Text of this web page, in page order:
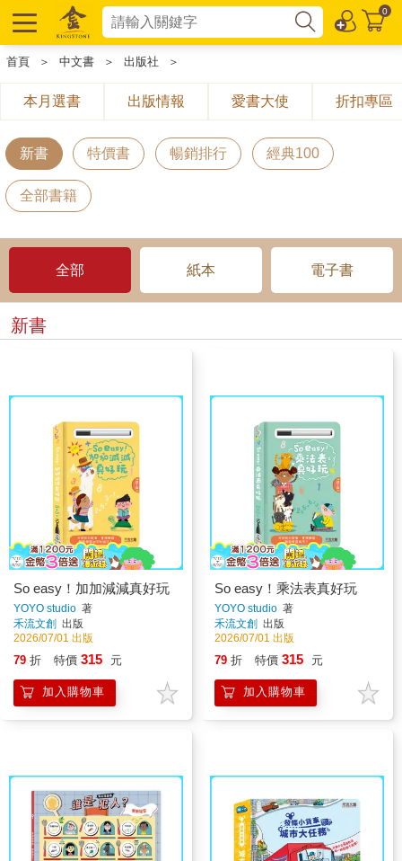
0
首頁 ＞ 中文書 ＞ 出版社 ＞
本月選書 出版情報 愛書大使 折扣專區
新書 特價書 暢銷排行 經典100
全部書籍
全部 紙本 電子書
新書
So easy！加加減減真好玩
YOYO studio 著
禾流文創 出版
2026/07/01 出版
79 折 特價 315 元
加入購物車
So easy！乘法表真好玩
YOYO studio 著
禾流文創 出版
2026/07/01 出版
79 折 特價 315 元
加入購物車